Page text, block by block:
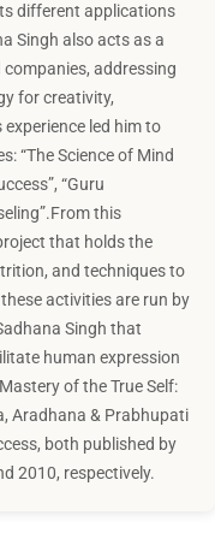
different applications
Singh also acts as a
addressing
for creativity,
experience led him to
“The Science of Mind
“Guru
this
that holds the
and techniques to
activities are run by
Singh that
human expression
of the True Self:
Aradhana & Prabhupati
both published by
2010, respectively.